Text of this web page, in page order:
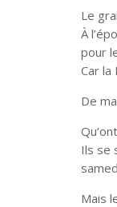
Le
À
pour
Car la
De
Ils se
Mais